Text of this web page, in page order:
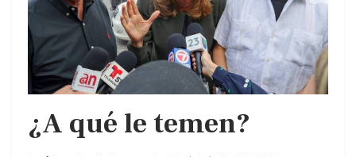
¿A qué le temen?